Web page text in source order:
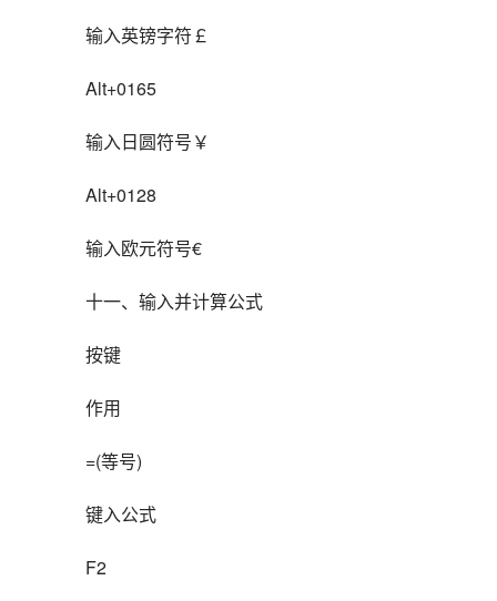
输入英镑字符￡
Alt+0165
输入日圆符号￥
Alt+0128
输入欧元符号€
十一、输入并计算公式
按键
作用
=(等号)
键入公式
F2